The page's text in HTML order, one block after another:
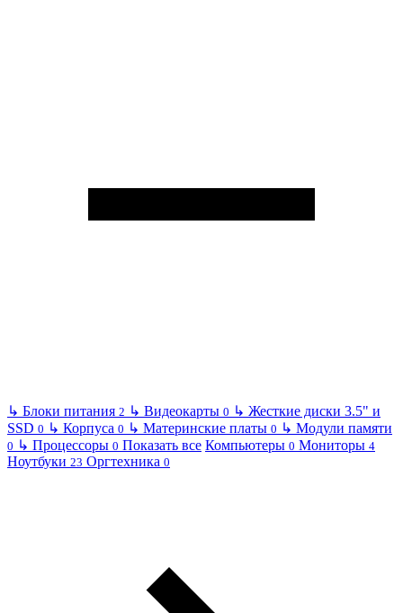
↳ Блоки питания 2 ↳ Видеокарты 0 ↳ Жесткие диски 3.5" и
SSD 0 ↳ Корпуса 0 ↳ Материнские платы 0 ↳ Модули памяти
0 ↳ Процессоры 0 Показать все Компьютеры 0 Мониторы 4
Ноутбуки 23 Оргтехника 0